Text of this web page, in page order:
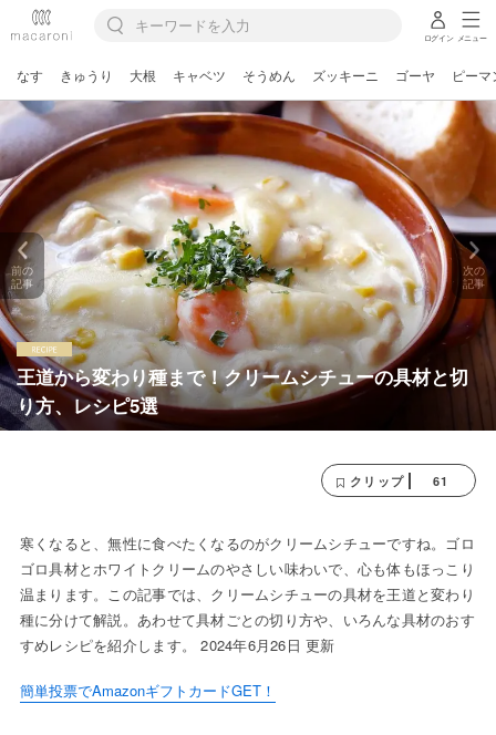
ログイン メニュー
なす きゅうり 大根 キャベツ そうめん ズッキーニ ゴーヤ ピーマ
王道から変わり種まで！クリームシチューの具材と切
り方、レシピ5選
前の
記事
次の
記事
クリップ 61
寒くなると、無性に食べたくなるのがクリームシチューですね。ゴロ
ゴロ具材とホワイトクリームのやさしい味わいで、心も体もほっこり
温まります。この記事では、クリームシチューの具材を王道と変わり
種に分けて解説。あわせて具材ごとの切り方や、いろんな具材のおす
すめレシピを紹介します。 2024年6月26日 更新
簡単投票でAmazonギフトカードGET！